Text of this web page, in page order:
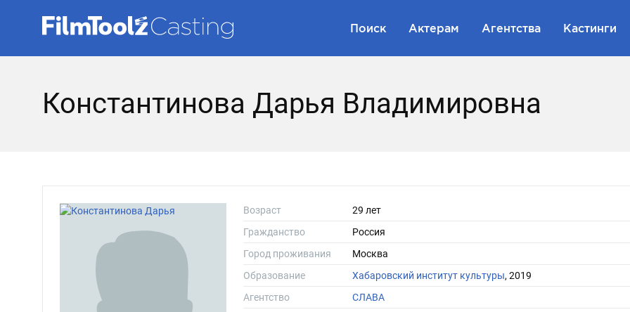
Поиск Актерам Агентства Кастинги
Константинова Дарья Владимировна
Возраст
29 лет
Гражданство
Россия
Город проживания
Москва
Образование
Хабаровский институт культуры, 2019
Агентство
СЛАВА